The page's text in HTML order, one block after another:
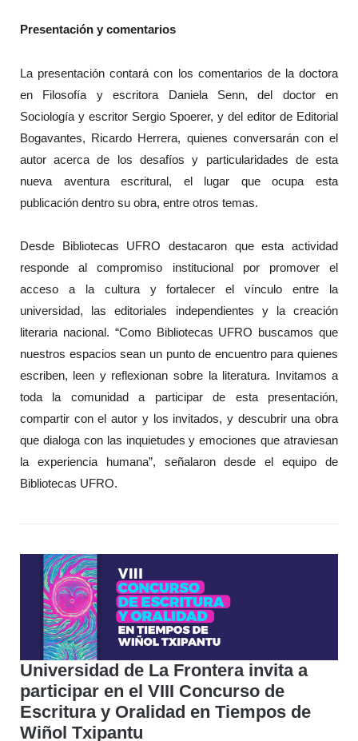
Presentación y comentarios
La presentación contará con los comentarios de la doctora
en Filosofía y escritora Daniela Senn, del doctor en
Sociología y escritor Sergio Spoerer, y del editor de Editorial
Bogavantes, Ricardo Herrera, quienes conversarán con el
autor acerca de los desafíos y particularidades de esta
nueva aventura escritural, el lugar que ocupa esta
publicación dentro su obra, entre otros temas.
Desde Bibliotecas UFRO destacaron que esta actividad
responde al compromiso institucional por promover el
acceso a la cultura y fortalecer el vínculo entre la
universidad, las editoriales independientes y la creación
literaria nacional. “Como Bibliotecas UFRO buscamos que
nuestros espacios sean un punto de encuentro para quienes
escriben, leen y reflexionan sobre la literatura. Invitamos a
toda la comunidad a participar de esta presentación,
compartir con el autor y los invitados, y descubrir una obra
que dialoga con las inquietudes y emociones que atraviesan
la experiencia humana”, señalaron desde el equipo de
Bibliotecas UFRO.
Universidad de La Frontera invita a
participar en el VIII Concurso de
Escritura y Oralidad en Tiempos de
Wiñol Txipantu